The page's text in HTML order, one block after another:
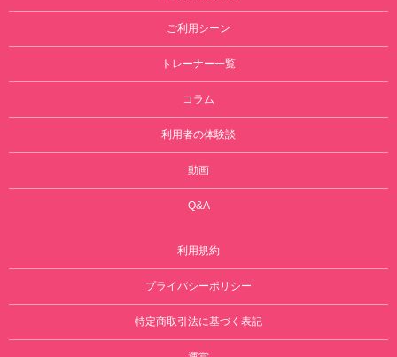
ご利用シーン
トレーナー一覧
コラム
利用者の体験談
動画
Q&A
利用規約
プライバシーポリシー
特定商取引法に基づく表記